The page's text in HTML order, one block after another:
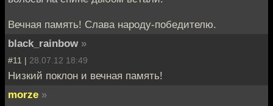
Вечная память! Слава народу-победителю.
black_rainbow »
#11 | 28.07.12 18:49
Низкий поклон и вечная память!
morze »